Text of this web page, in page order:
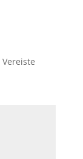
Vereiste